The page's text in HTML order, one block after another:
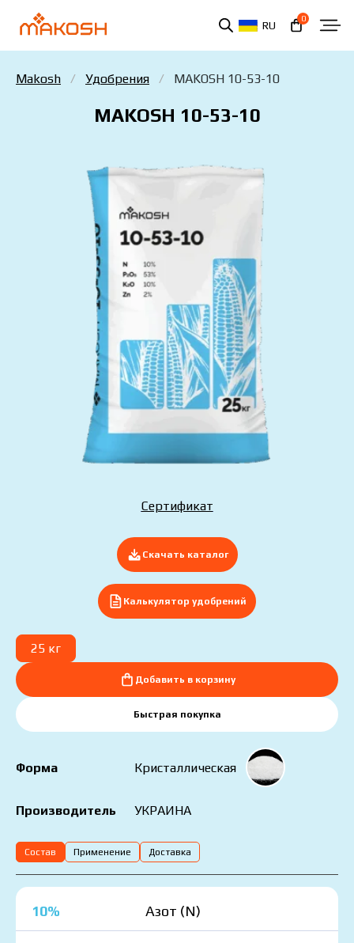
RU
0
Makosh Удобрения MAKOSH 10-53-10
MAKOSH 10-53-10
Сертификат
Скачать каталог
Калькулятор удобрений
25 кг
Добавить в корзину
Быстрая покупка
Форма Кристаллическая
Производитель УКРАИНА
Состав Применение Доставка
10% Азот (N)
Вы ознакомились и соглашаетесь с политикой
защиты персональных данных.
Отправить заявку сейчас